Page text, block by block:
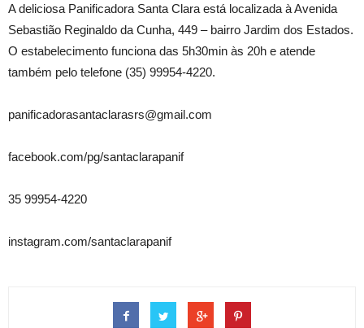
A deliciosa Panificadora Santa Clara está localizada à Avenida
Sebastião Reginaldo da Cunha, 449 – bairro Jardim dos Estados.
O estabelecimento funciona das 5h30min às 20h e atende
também pelo telefone (35) 99954-4220.
panificadorasantaclarasrs@gmail.com
facebook.com/pg/santaclarapanif
35 99954-4220
instagram.com/santaclarapanif